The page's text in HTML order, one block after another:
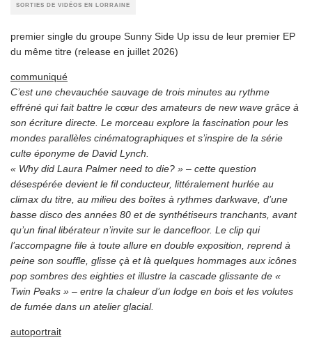
SORTIES DE VIDÉOS EN LORRAINE
premier single du groupe Sunny Side Up issu de leur premier EP
du même titre (release en juillet 2026)
communiqué
C’est une chevauchée sauvage de trois minutes au rythme
effréné qui fait battre le cœur des amateurs de new wave grâce à
son écriture directe. Le morceau explore la fascination pour les
mondes parallèles cinématographiques et s’inspire de la série
culte éponyme de David Lynch.
« Why did Laura Palmer need to die? » – cette question
désespérée devient le fil conducteur, littéralement hurlée au
climax du titre, au milieu des boîtes à rythmes darkwave, d’une
basse disco des années 80 et de synthétiseurs tranchants, avant
qu’un final libérateur n’invite sur le dancefloor. Le clip qui
l’accompagne file à toute allure en double exposition, reprend à
peine son souffle, glisse çà et là quelques hommages aux icônes
pop sombres des eighties et illustre la cascade glissante de «
Twin Peaks » – entre la chaleur d’un lodge en bois et les volutes
de fumée dans un atelier glacial.
autoportrait